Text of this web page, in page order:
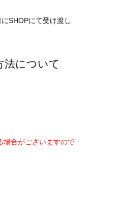
SHOPにて受け渡し
法について
場合がございますので